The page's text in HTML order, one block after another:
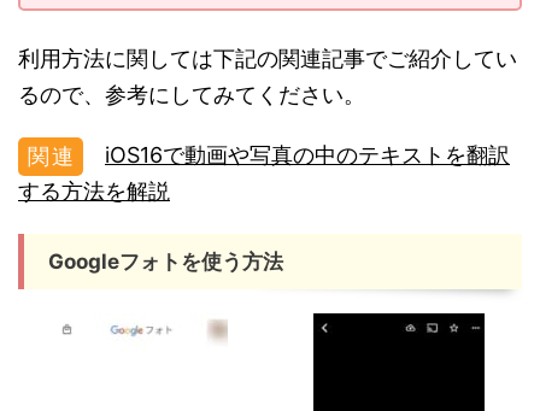
利用方法に関しては下記の関連記事でご紹介してい
るので、参考にしてみてください。
iOS16で動画や写真の中のテキストを翻訳
する方法を解説
Googleフォトを使う方法